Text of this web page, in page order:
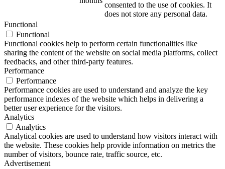
consented to the use of cookies. It
does not store any personal data.
Functional
Functional
Functional cookies help to perform certain functionalities like
sharing the content of the website on social media platforms, collect
feedbacks, and other third-party features.
Performance
Performance
Performance cookies are used to understand and analyze the key
performance indexes of the website which helps in delivering a
better user experience for the visitors.
Analytics
Analytics
Analytical cookies are used to understand how visitors interact with
the website. These cookies help provide information on metrics the
number of visitors, bounce rate, traffic source, etc.
Advertisement